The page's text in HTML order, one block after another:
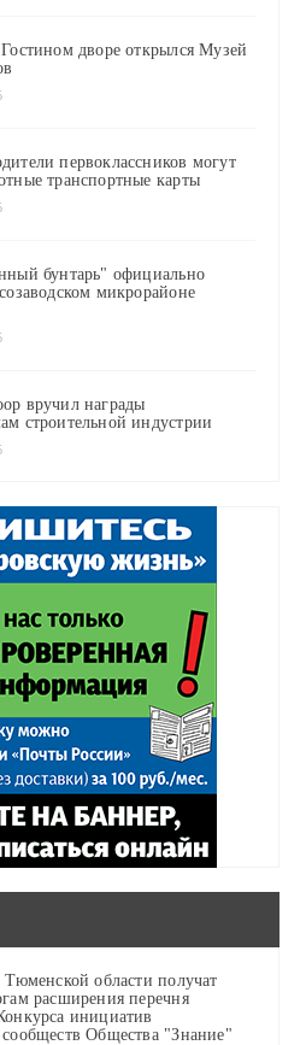
дворе открылся Музей
первоклассников могут
транспортные карты
бунтарь" официально
микрорайоне
вручил награды
строительной индустрии
Тюменской области получат
расширения перечня
инициатив
сообществ Общества "Знание"